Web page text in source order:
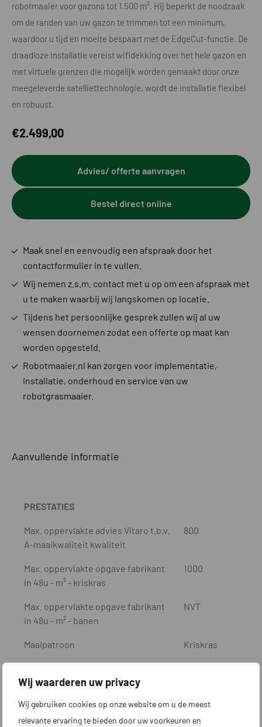
Wij waarderen uw privacy
Wij gebruiken cookies op onze website om u de meest
relevante ervaring te bieden door uw voorkeuren en
robotmaaier voor gazons tot 1.500 m². Hij beperkt de noodzaak
om de randen van uw gazon te trimmen tot een minimum,
waardoor u tijd en moeite bespaart met de EdgeCut-functie. De
draadloze installatie vereist wifidekking over het hele gazon en
met virtuele grenzen die mogelijk worden gemaakt door onze
meegeleverde satelliettechnologie, wordt de installatie flexibel
en robuust.
€2.499,00
Advies/ offerte aanvragen
Bestel direct online
Maak snel en eenvoudig een afspraak door het
contactformulier in te vullen.
Wij nemen z.s.m. contact met u op om een afspraak met
u te maken waarbij wij langskomen op locatie.
Tijdens het persoonlijke gesprek zullen wij al uw
wensen doornemen zodat een offerte op maat kan
worden opgesteld.
Robotmaaier.nl kan zorgen voor implementatie,
installatie, onderhoud en service van uw
robotgrasmaaier.
Aanvullende informatie
PRESTATIES
Max. oppervlakte advies Vitaro t.b.v.
A-maaikwaliteit kwaliteit
800
Max. oppervlakte opgave fabrikant
in 48u - m² - kriskras
1000
Max. oppervlakte opgave fabrikant
in 48u - m² - banen
NVT
Maaipatroon Kriskras
maaipatronen mogelijk
Max. niveauverschil in werkgebied -
%
35